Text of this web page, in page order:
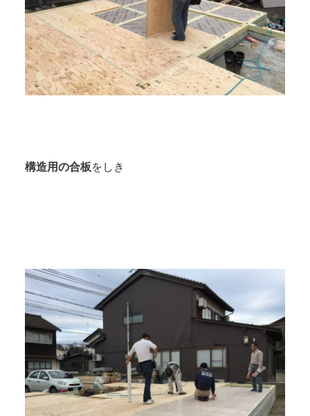
構造用の合板をしき